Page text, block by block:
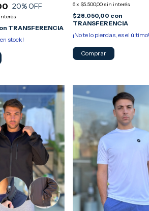
20% OFF
TRANSFERENCIA
stock!
6x $5.500,00 sin interés
$28.050,00 con
TRANSFERENCIA
¡No te lo pierdas, es el último!
Comprar